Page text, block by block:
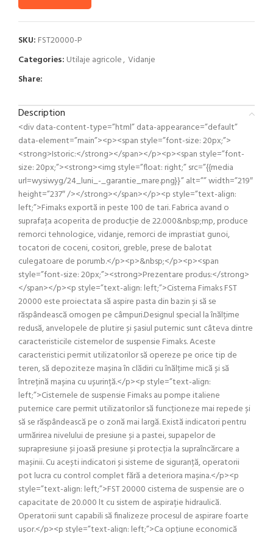
SKU: FST20000-P
Categories: Utilaje agricole, Vidanje
Share:
Description
<div data-content-type=”html” data-appearance=”default”
data-element=”main”><p><span style=”font-size: 20px;”>
<strong>Istoric:</strong></span></p><p><span style=”font-
size: 20px;”><strong><img style=”float: right;” src=”{{media
url=wysiwyg/24_luni_-_garantie_mare.png}}” alt=”” width=”219″
height=”237″ /></strong></span></p><p style=”text-align:
left;”>Fimaks exportă in peste 100 de tari. Fabrica avand o
suprafața acoperita de producție de 22.000&nbsp;mp, produce
remorci tehnologice, vidanje, remorci de imprastiat gunoi,
tocatori de coceni, cositori, greble, prese de balotat
culegatoare de porumb.</p><p>&nbsp;</p><p><span
style=”font-size: 20px;”><strong>Prezentare produs:</strong>
</span></p><p style=”text-align: left;”>Cisterna Fimaks FST
20000 este proiectata să aspire pasta din bazin și să se
răspândească omogen pe câmpuri.Designul special la înălțime
redusă, anvelopele de plutire și șasiul puternic sunt câteva dintre
caracteristicile cisternelor de suspensie Fimaks. Aceste
caracteristici permit utilizatorilor să opereze pe orice tip de
teren, să depoziteze mașina în clădiri cu înălțime mică și să
întrețină mașina cu ușurință.</p><p style=”text-align:
left;”>Cisternele de suspensie Fimaks au pompe italiene
puternice care permit utilizatorilor să funcționeze mai repede și
să se răspândească pe o zonă mai largă. Există indicatori pentru
urmărirea nivelului de presiune și a pastei, supapelor de
suprapresiune și joasă presiune și protecția la supraîncărcare a
mașinii. Cu acești indicatori și sisteme de siguranță, operatorii
pot lucra cu control complet fără a deteriora mașina.</p><p
style=”text-align: left;”>FST 20000 cisterna de suspensie are o
capacitate de 20.000 lt cu sistem de aspirație hidraulică.
Operatorii sunt capabili să finalizeze procesul de aspirare foarte
ușor.</p><p style=”text-align: left;”>Ca opțiune economică